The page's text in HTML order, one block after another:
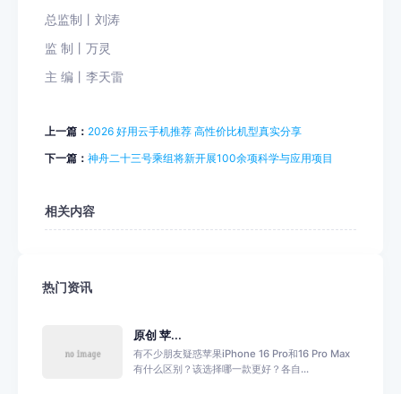
总监制丨刘涛
监 制丨万灵
主 编丨李天雷
上一篇： 2026 好用云手机推荐 高性价比机型真实分享
下一篇： 神舟二十三号乘组将新开展100余项科学与应用项目
相关内容
热门资讯
原创 苹...
有不少朋友疑惑苹果iPhone 16 Pro和16 Pro Max
有什么区别？该选择哪一款更好？各自...